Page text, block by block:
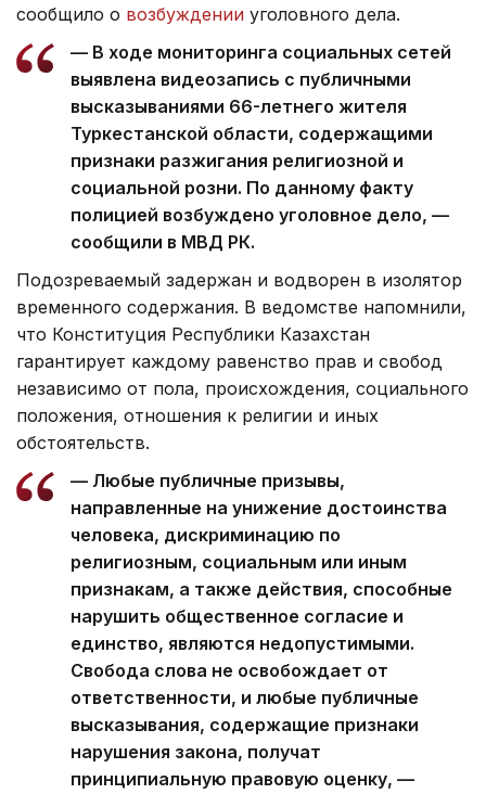
сообщило о возбуждении уголовного дела.
— В ходе мониторинга социальных сетей
выявлена видеозапись с публичными
высказываниями 66-летнего жителя
Туркестанской области, содержащими
признаки разжигания религиозной и
социальной розни. По данному факту
полицией возбуждено уголовное дело, —
сообщили в МВД РК.
Подозреваемый задержан и водворен в изолятор
временного содержания. В ведомстве напомнили,
что Конституция Республики Казахстан
гарантирует каждому равенство прав и свобод
независимо от пола, происхождения, социального
положения, отношения к религии и иных
обстоятельств.
— Любые публичные призывы,
направленные на унижение достоинства
человека, дискриминацию по
религиозным, социальным или иным
признакам, а также действия, способные
нарушить общественное согласие и
единство, являются недопустимыми.
Свобода слова не освобождает от
ответственности, и любые публичные
высказывания, содержащие признаки
нарушения закона, получат
принципиальную правовую оценку, —